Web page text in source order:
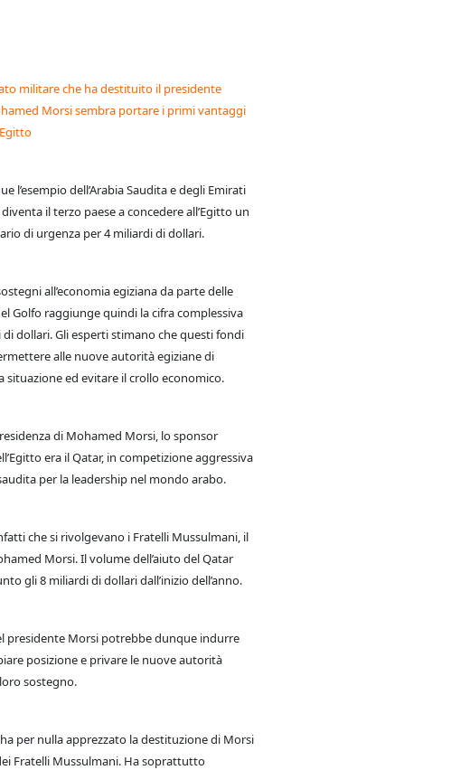
militare che ha destituito il presidente
Morsi sembra portare i primi vantaggi
l’esempio dell’Arabia Saudita e degli Emirati
il terzo paese a concedere all’Egitto un
di urgenza per 4 miliardi di dollari.
all’economia egiziana da parte delle
Golfo raggiunge quindi la cifra complessiva
di dollari. Gli esperti stimano che questi fondi
alle nuove autorità egiziane di
situazione ed evitare il crollo economico.
di Mohamed Morsi, lo sponsor
era il Qatar, in competizione aggressiva
per la leadership nel mondo arabo.
che si rivolgevano i Fratelli Mussulmani, il
Morsi. Il volume dell’aiuto del Qatar
gli 8 miliardi di dollari dall’inizio dell’anno.
presidente Morsi potrebbe dunque indurre
posizione e privare le nuove autorità
sostegno.
per nulla apprezzato la destituzione di Morsi
Fratelli Mussulmani. Ha soprattutto